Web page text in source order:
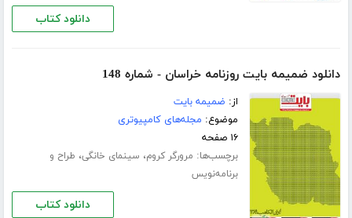
دانلود کتاب
دانلود ضمیمه بایت روزنامه خراسان - شماره 148
از: ضمیمه بایت
موضوع: مجله‌های کامپیوتری
۱۶ صفحه
برچسب‌ها: مرورگر کروم، سینمای خانگی، طراح و
برنامه‌نویس
دانلود کتاب